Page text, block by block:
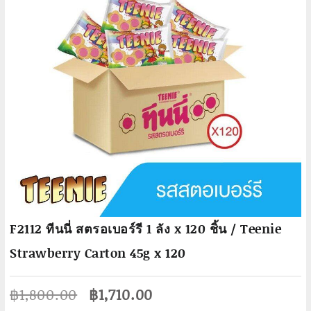
F2112 ทีนนี่ สตรอเบอร์รี 1 ลัง x 120 ชิ้น / Teenie
Strawberry Carton 45g x 120
฿1,800.00 Original
฿1,710.00